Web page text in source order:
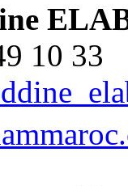
49 10